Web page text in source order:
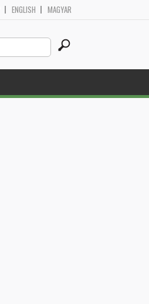
ENGLISH MAGYAR
Search
this
site